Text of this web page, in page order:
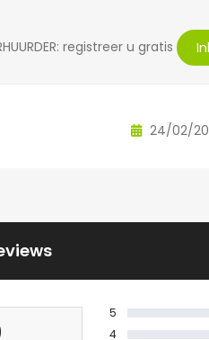
registreer u gratis
24/02/
5
4